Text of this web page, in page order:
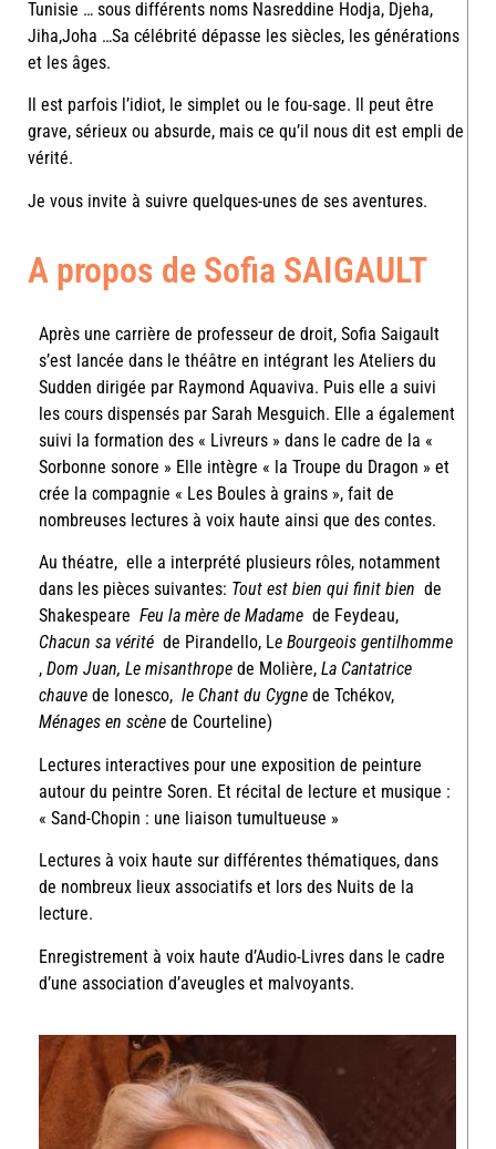
Tunisie … sous différents noms Nasreddine Hodja, Djeha,
Jiha,Joha …Sa célébrité dépasse les siècles, les générations
et les âges.
Il est parfois l’idiot, le simplet ou le fou-sage. Il peut être
grave, sérieux ou absurde, mais ce qu’il nous dit est empli de
vérité.
Je vous invite à suivre quelques-unes de ses aventures.
A propos de Sofia SAIGAULT
Après une carrière de professeur de droit, Sofia Saigault
s’est lancée dans le théâtre en intégrant les Ateliers du
Sudden dirigée par Raymond Aquaviva. Puis elle a suivi
les cours dispensés par Sarah Mesguich. Elle a également
suivi la formation des « Livreurs » dans le cadre de la «
Sorbonne sonore » Elle intègre « la Troupe du Dragon » et
crée la compagnie « Les Boules à grains », fait de
nombreuses lectures à voix haute ainsi que des contes.
Au théatre, elle a interprété plusieurs rôles, notamment
dans les pièces suivantes: Tout est bien qui finit bien de
Shakespeare Feu la mère de Madame de Feydeau,
Chacun sa vérité de Pirandello, Le Bourgeois gentilhomme
, Dom Juan, Le misanthrope de Molière, La Cantatrice
chauve de Ionesco, le Chant du Cygne de Tchékov,
Ménages en scène de Courteline)
Lectures interactives pour une exposition de peinture
autour du peintre Soren. Et récital de lecture et musique :
« Sand-Chopin : une liaison tumultueuse »
Lectures à voix haute sur différentes thématiques, dans
de nombreux lieux associatifs et lors des Nuits de la
lecture.
Enregistrement à voix haute d’Audio-Livres dans le cadre
d’une association d’aveugles et malvoyants.